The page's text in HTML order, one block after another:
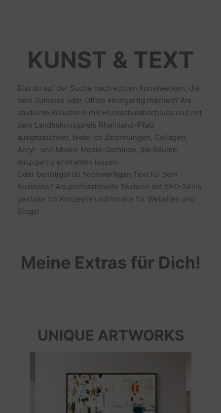
KUNST & TEXT
Bist du auf der Suche nach echten Kunstwerken, die
dein Zuhause oder Office einzigartig machen? Als
studierte Künstlerin mit Hochschulabschluss und mit
dem Landeskunstpreis Rheinland-Pfalz
ausgezeichnet, biete ich Zeichnungen, Collagen,
Acryl- und Mixed-Media-Gemälde, die Räume
einzigartig erstrahlen lassen.
Oder benötigst du hochwertigen Text für dein
Business? Als professionelle Texterin mit SEO-Skills
gestalte ich Konzepte und Inhalte für Websites und
Blogs!
Meine Extras für Dich!
UNIQUE ARTWORKS